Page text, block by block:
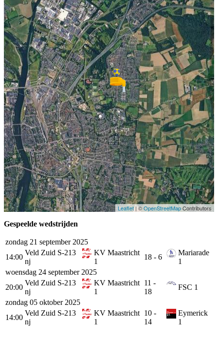
Leaflet| ©OpenStreetMapContributors
Gespeelde wedstrijden
zondag 21 september 2025
14:00
Veld Zuid S-213
nj
KV Maastricht
1
18 - 6
Mariarade
1
woensdag 24 september 2025
20:00
Veld Zuid S-213
nj
KV Maastricht
1
11 -
18
FSC 1
zondag 05 oktober 2025
14:00
Veld Zuid S-213
nj
KV Maastricht
1
10 -
14
Eymerick
1